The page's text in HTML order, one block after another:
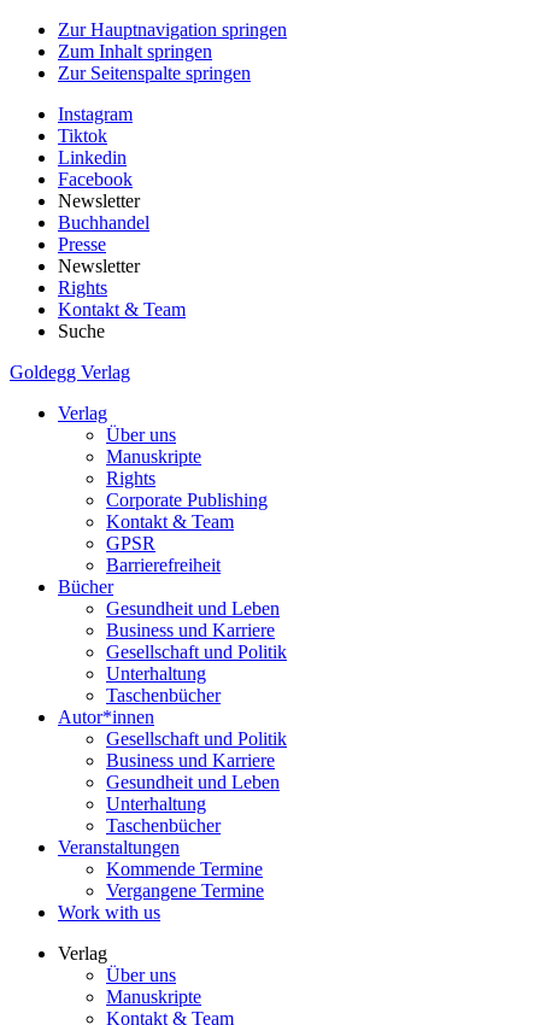
Zur Hauptnavigation springen
Zum Inhalt springen
Zur Seitenspalte springen
Instagram
Tiktok
Linkedin
Facebook
Newsletter
Buchhandel
Presse
Newsletter
Rights
Kontakt & Team
Suche
Goldegg Verlag
Verlag
Über uns
Manuskripte
Rights
Corporate Publishing
Kontakt & Team
GPSR
Barrierefreiheit
Bücher
Gesundheit und Leben
Business und Karriere
Gesellschaft und Politik
Unterhaltung
Taschenbücher
Autor*innen
Gesellschaft und Politik
Business und Karriere
Gesundheit und Leben
Unterhaltung
Taschenbücher
Veranstaltungen
Kommende Termine
Vergangene Termine
Work with us
Verlag
Über uns
Manuskripte
Kontakt & Team